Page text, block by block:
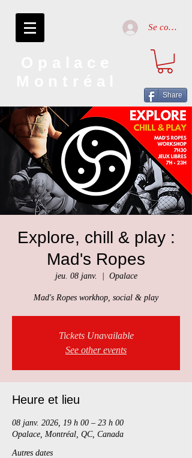
Se connecter
Share
Explore, chill & play :
Mad's Ropes
jeu. 08 janv. Opalace
Mad's Ropes workhop, social & play
Tickets Unavailable
See other events
Heure et lieu
08 janv. 2026, 19 h 00 – 23 h 00
Opalace, Montréal, QC, Canada
Autres dates